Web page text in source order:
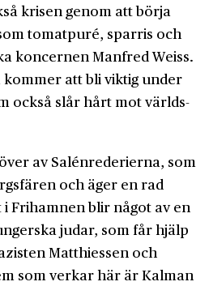
krisen genom att börja
tomat­puré, sparris och
koncernen Manfred Weiss.
att bli viktig under
också slår hårt mot världs­
av Salén­rederierna, som
och äger en rad
Frihamnen blir något av en
judar, som får hjälp
Matthiessen och
som verkar här är Kalman